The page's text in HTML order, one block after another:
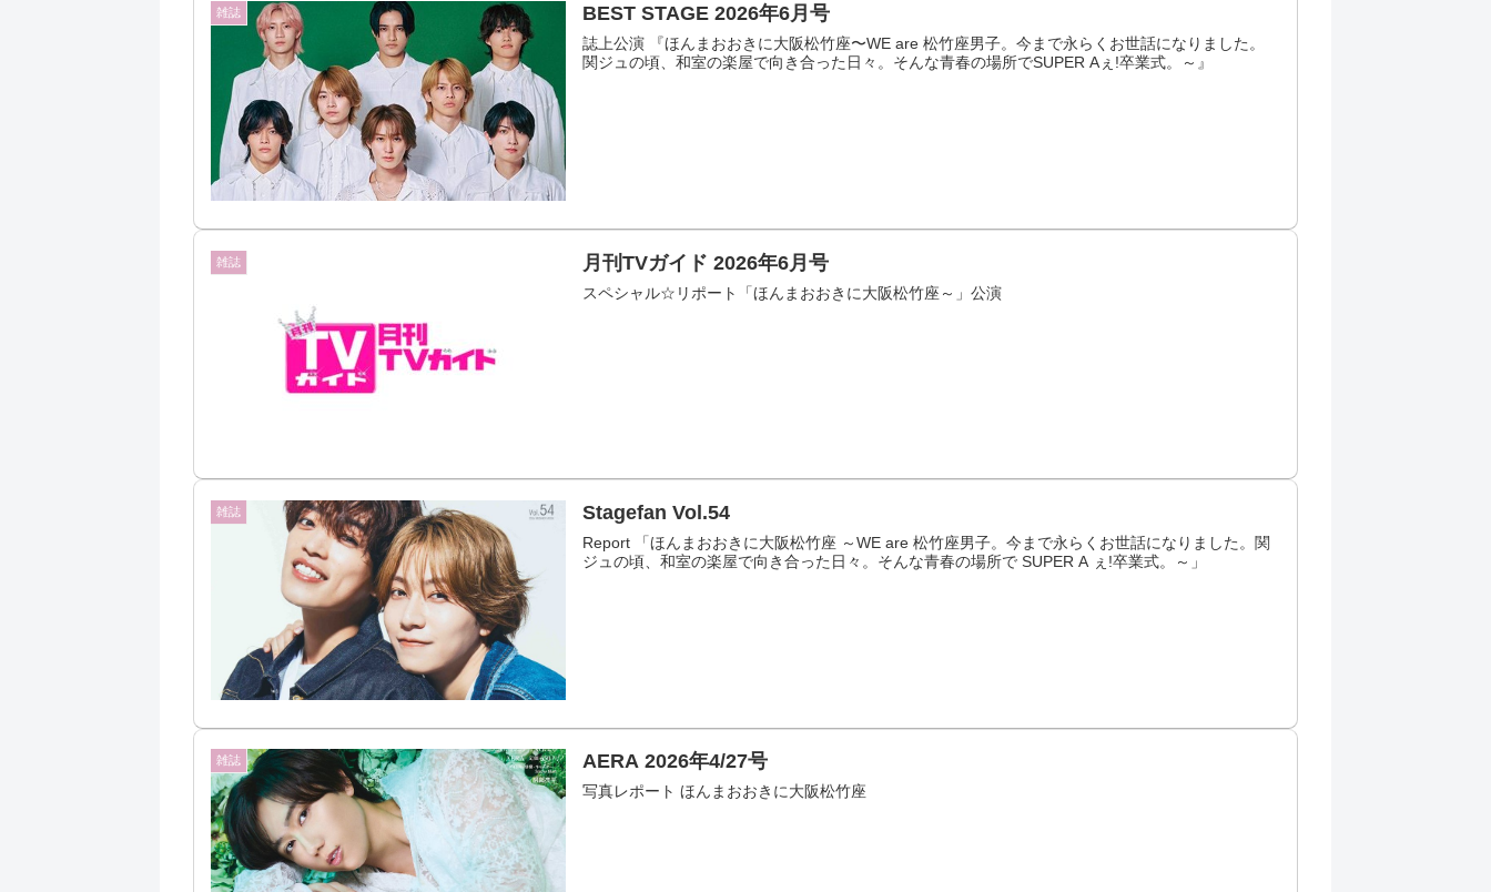
雑誌 BEST STAGE 2026年6月号
誌上公演 『ほんまおおきに大阪松竹座〜WE are 松竹座男子。今まで永らくお世話になりました。
関ジュの頃、和室の楽屋で向き合った日々。そんな青春の場所でSUPER Aぇ!卒業式。～』
雑誌 月刊TVガイド 2026年6月号
スペシャル☆リポート「ほんまおおきに大阪松竹座～」公演
雑誌 Stagefan Vol.54
Report 「ほんまおおきに大阪松竹座 ～WE are 松竹座男子。今まで永らくお世話になりました。関
ジュの頃、和室の楽屋で向き合った日々。そんな青春の場所で SUPER A ぇ!卒業式。～」
雑誌 AERA 2026年4/27号
写真レポート ほんまおおきに大阪松竹座